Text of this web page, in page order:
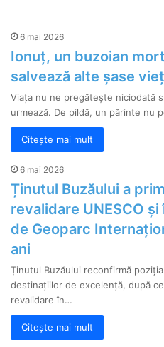
6 mai 2026
Ionuț, un buzoian
salvează alte șase
Viața nu ne pregătește niciodată
urmează. De pildă, un părinte nu
Citește mai mult
6 mai 2026
Ținutul Buzăului a
revalidare UNESCO
de Geoparc
ani
Ținutul Buzăului reconfirmă
destinațiilor de excelență, după
revalidare în…
Citește mai mult